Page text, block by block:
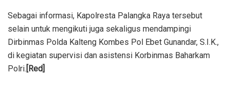
Sebagai informasi, Kapolresta Palangka Raya tersebut
selain untuk mengikuti juga sekaligus mendampingi
Dirbinmas Polda Kalteng Kombes Pol Ebet Gunandar, S.I.K.,
di kegiatan supervisi dan asistensi Korbinmas Baharkam
Polri. [Red]